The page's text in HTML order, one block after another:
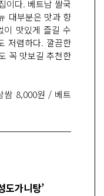
이다. 베트남 쌀국
대부분은 맛과 향
이 맛있게 즐길 수
저렴하다. 깔끔한
꼭 맛보길 추천한
쌈 8,000원 / 베트
도가니탕’